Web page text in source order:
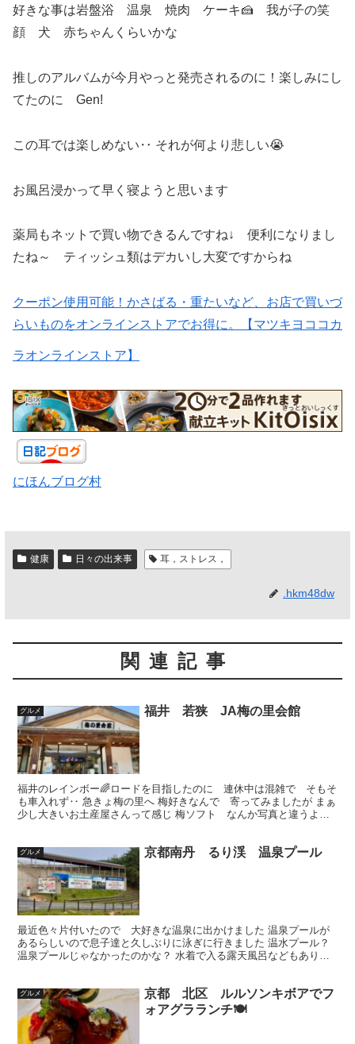
好きな事は岩盤浴 温泉 焼肉 ケーキ🍰 我が子の笑
顔 犬 赤ちゃんくらいかな
推しのアルバムが今月やっと発売されるのに！楽しみにし
てたのに Gen!
この耳では楽しめない‥ それが何より悲しい😭
お風呂浸かって早く寝ようと思います
薬局もネットで買い物できるんですね↓ 便利になりまし
たね～ ティッシュ類はデカいし大変ですからね
クーポン使用可能！かさばる・重たいなど、お店で買いづ
らいものをオンラインストアでお得に。【マツキヨココカ
ラオンラインストア】
にほんブログ村
健康 日々の出来事 耳，ストレス，
.hkm48dw
関連記事
グルメ 福井 若狭 JA梅の里会館
福井のレインボー🌈ロードを目指したのに 連休中は混雑で そもそ
も車入れず‥ 急きょ梅の里へ 梅好きなんで 寄ってみましたが まぁ
少し大きいお土産屋さんって感じ 梅ソフト なんか写真と違うよう
グルメ 京都南丹 るり渓 温泉プール
最近色々片付いたので 大好きな温泉に出かけました 温泉プールが
あるらしいので息子達と久しぶりに泳ぎに行きました 温水プール？
温泉プールじゃなかったのかな？ 水着で入る露天風呂などもあり
グルメ
京都 北区 ルルソンキボアでフ
ォアグラランチ🍽️